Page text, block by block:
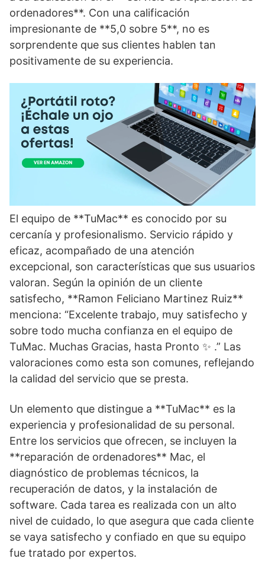
ordenadores**. Con una calificación
impresionante de **5,0 sobre 5**, no es
sorprendente que sus clientes hablen tan
positivamente de su experiencia.
El equipo de **TuMac** es conocido por su
cercanía y profesionalismo. Servicio rápido y
eficaz, acompañado de una atención
excepcional, son características que sus usuarios
valoran. Según la opinión de un cliente
satisfecho, **Ramon Feliciano Martinez Ruiz**
menciona: “Excelente trabajo, muy satisfecho y
sobre todo mucha confianza en el equipo de
TuMac. Muchas Gracias, hasta Pronto ✨️ .” Las
valoraciones como esta son comunes, reflejando
la calidad del servicio que se presta.
Un elemento que distingue a **TuMac** es la
experiencia y profesionalidad de su personal.
Entre los servicios que ofrecen, se incluyen la
**reparación de ordenadores** Mac, el
diagnóstico de problemas técnicos, la
recuperación de datos, y la instalación de
software. Cada tarea es realizada con un alto
nivel de cuidado, lo que asegura que cada cliente
se vaya satisfecho y confiado en que su equipo
fue tratado por expertos.